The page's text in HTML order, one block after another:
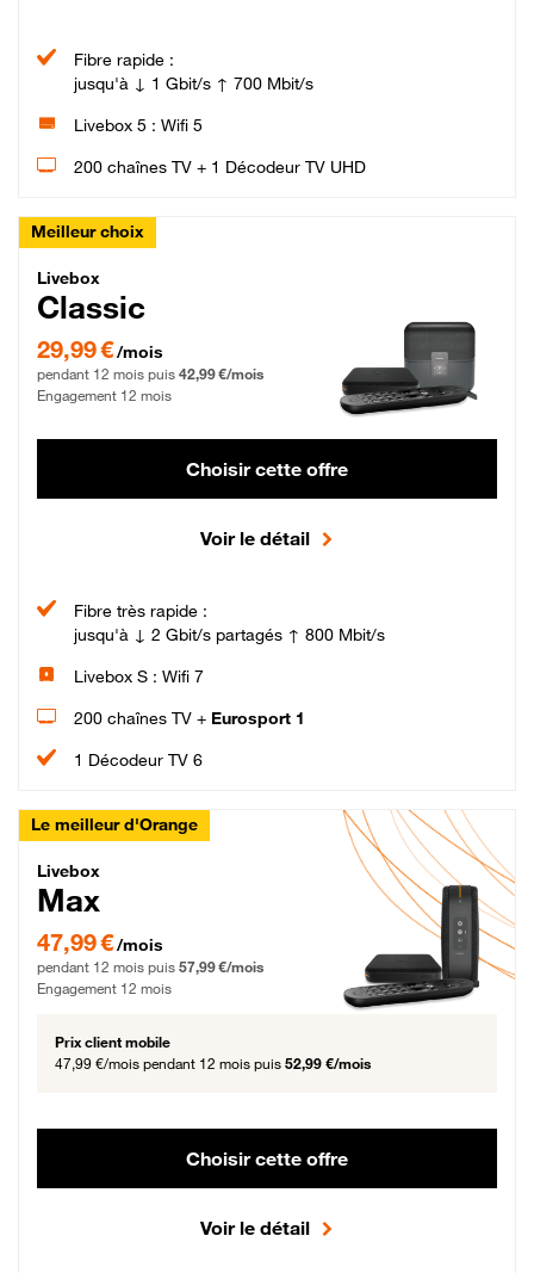
Fibre rapide :
jusqu'à ↓ 1 Gbit/s ↑ 700 Mbit/s
Livebox 5 : Wifi 5
200 chaînes TV + 1 Décodeur TV UHD
Meilleur choix
Livebox Classic Fibre
Livebox
Classic
29,99 € par mois pendant 12 mois puis 42,99 € par mois, Engagement 12 mois
29,99 €/mois
pendant 12 mois puis 42,99 €/mois
Engagement 12 mois
Choisir cette offre
Voir le détail
Fibre très rapide :
jusqu'à ↓ 2 Gbit/s partagés ↑ 800 Mbit/s
Livebox S : Wifi 7
200 chaînes TV + Eurosport 1
1 Décodeur TV 6
Le meilleur d'Orange
Livebox Max Fibre
Livebox
Max
47,99 € par mois pendant 12 mois puis 57,99 € par mois, Engagement 12 mois
47,99 €/mois
pendant 12 mois puis 57,99 €/mois
Engagement 12 mois
Prix client mobile
47,99 €/mois pendant 12 mois puis 52,99 €/mois
Choisir cette offre
Voir le détail